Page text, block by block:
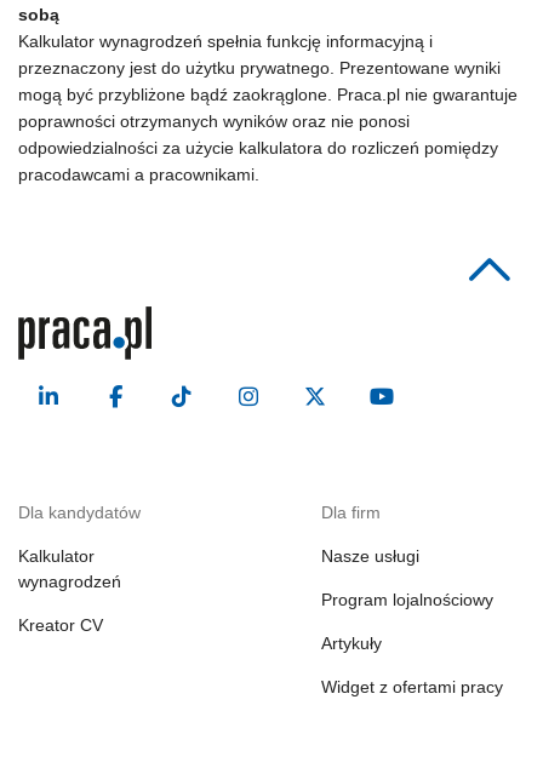
sobą
Kalkulator wynagrodzeń spełnia funkcję informacyjną i
przeznaczony jest do użytku prywatnego. Prezentowane wyniki
mogą być przybliżone bądź zaokrąglone. Praca.pl nie gwarantuje
poprawności otrzymanych wyników oraz nie ponosi
odpowiedzialności za użycie kalkulatora do rozliczeń pomiędzy
pracodawcami a pracownikami.
Dla kandydatów
Kalkulator
wynagrodzeń
Kreator CV
Dla firm
Nasze usługi
Program lojalnościowy
Artykuły
Widget z ofertami pracy